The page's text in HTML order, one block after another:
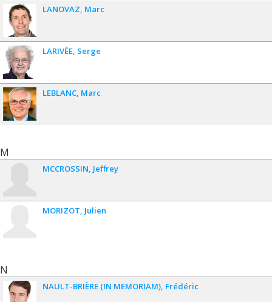
LANOVAZ Marc
LARIVÉE Serge
LEBLANC Marc
M
MCCROSSIN Jeffrey
MORIZOT Julien
N
NAULT-BRIÈRE (IN MEMORIAM) Frédéric